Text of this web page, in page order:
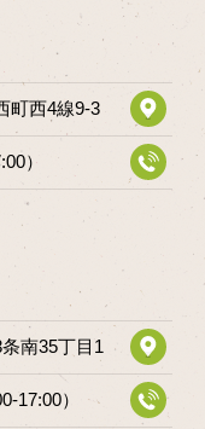
町西4線9-3
）
南35丁目1
17:00）